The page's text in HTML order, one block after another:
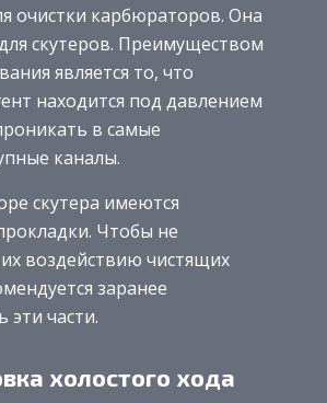
очистки карбюраторов. Она
скутеров. Преимуществом
является то, что
находится под давлением
в самые
каналы.
скутера имеются
Чтобы не
воздействию чистящих
заранее
эти части.
холостого хода